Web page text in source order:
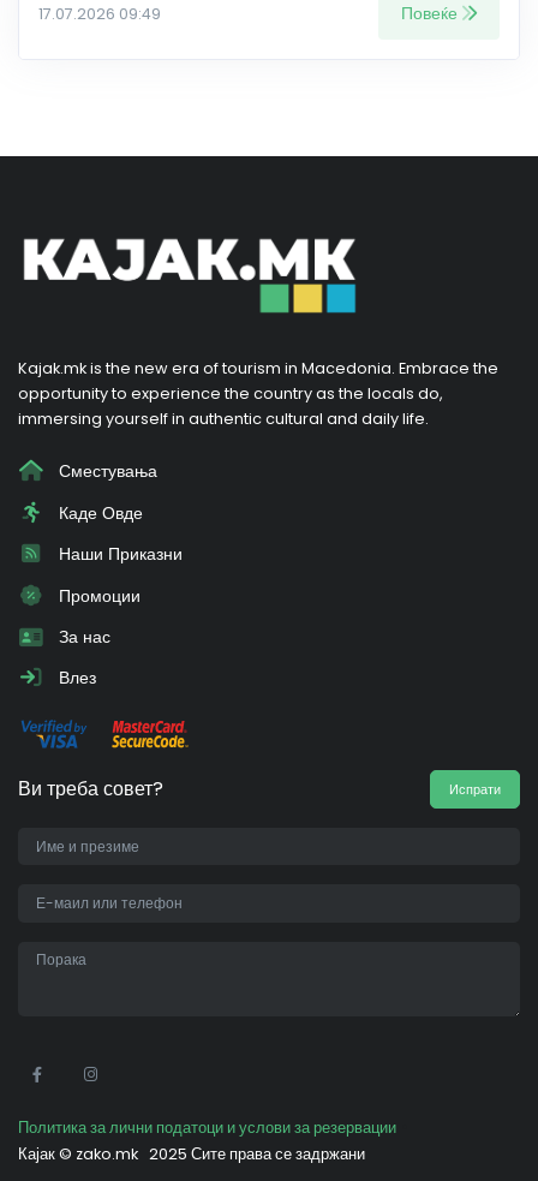
17.07.2026 09:49 Повеќе
Kajak.mk is the new era of tourism in Macedonia. Embrace the
opportunity to experience the country as the locals do,
immersing yourself in authentic cultural and daily life.
Сместувања
Каде Овде
Наши Приказни
Промоции
За нас
Влез
Ви треба совет? Испрати
Политика за лични податоци и услови за резервации
Кајак © zako.mk 2025 Сите права се задржани